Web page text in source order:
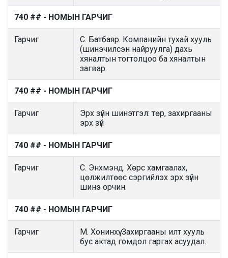
740 ## - НОМЫН ГАРЧИГ
Гарчиг
С. Батбаяр. Компанийн тухай хууль
(шинэчилсэн найруулга) дахь
хяналтын тогтолцоо ба хяналтын
загвар.
740 ## - НОМЫН ГАРЧИГ
Гарчиг
Эрх зүйн шинэтгэл: төр, захиргааны
эрх зүй
740 ## - НОМЫН ГАРЧИГ
Гарчиг
С. Энхмэнд. Хөрс хамгаалах,
цөлжилтөөс сэргийлэх эрх зүйн
шинэ орчин.
740 ## - НОМЫН ГАРЧИГ
Гарчиг
М. Хонинхүү. Захиргааны илт хууль
бус актад гомдол гаргах асуудал.